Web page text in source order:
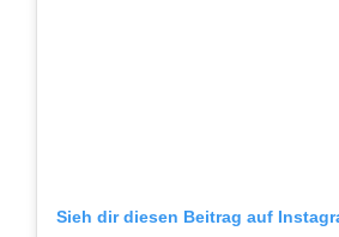
Sieh dir diesen Beitrag auf